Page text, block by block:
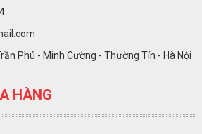
Phú - Minh Cường - Thường Tín - Hà Nội
HÀNG